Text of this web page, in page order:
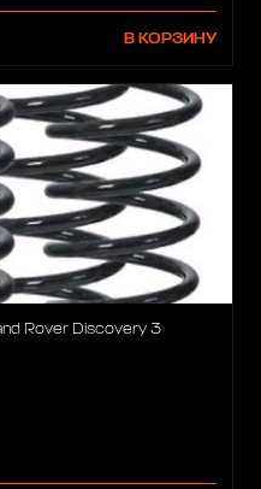
В КОРЗИНУ
Rover Discovery 3